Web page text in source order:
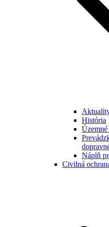
História
Územné
Náplň
Civilná